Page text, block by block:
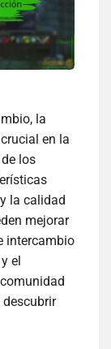
la
en la
los
la calidad
mejorar
intercambio
el